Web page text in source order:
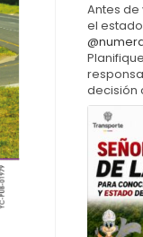
Antes
el
decisión